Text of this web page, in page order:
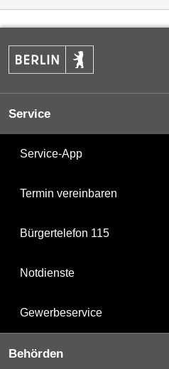
Service
Service-App
Termin vereinbaren
Bürgertelefon 115
Notdienste
Gewerbeservice
Behörden